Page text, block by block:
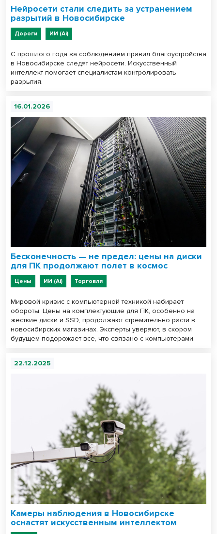
Нейросети стали следить за устранением
разрытий в Новосибирске
Дороги ИИ (Ai)
С прошлого года за соблюдением правил благоустройства
в Новосибирске следят нейросети. Искусственный
интеллект помогает специалистам контролировать
разрытия.
16.01.2026
Бесконечность — не предел: цены на диски
для ПК продолжают полет в космос
Цены ИИ (Ai) Торговля
Мировой кризис с компьютерной техникой набирает
обороты. Цены на комплектующие для ПК, особенно на
жесткие диски и SSD, продолжают стремительно расти в
новосибирских магазинах. Эксперты уверяют, в скором
будущем подорожает все, что связано с компьютерами.
22.12.2025
Камеры наблюдения в Новосибирске
оснастят искусственным интеллектом